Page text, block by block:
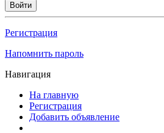
Войти
Регистрация
Напомнить пароль
Навигация
На главную
Регистрация
Добавить объявление